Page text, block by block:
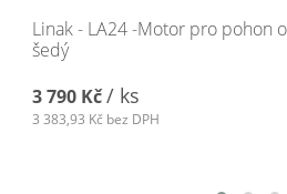
Linak - LA24 -Motor pro pohon
šedý
3 790 Kč/ ks
3 383,93 Kč bez DPH